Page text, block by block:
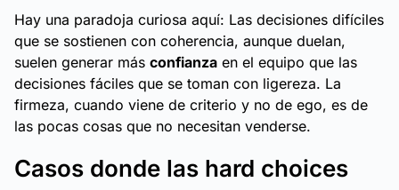
Hay una paradoja curiosa aquí: Las decisiones difíciles
que se sostienen con coherencia, aunque duelan,
suelen generar más confianza en el equipo que las
decisiones fáciles que se toman con ligereza. La
firmeza, cuando viene de criterio y no de ego, es de
las pocas cosas que no necesitan venderse.
Casos donde las hard choices